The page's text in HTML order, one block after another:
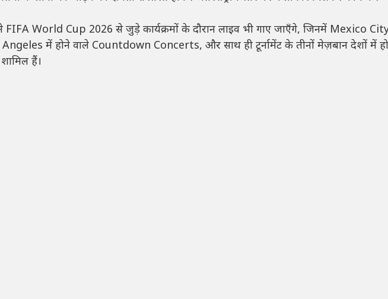
World Cup 2026 से जुड़े कार्यक्रमों के दौरान लाइव भी गाए जाएँगे, जिनमें Mexico
में होने वाले Countdown Concerts, और साथ ही टूर्नामेंट के तीनों मेज़बान देशों में
हैं।